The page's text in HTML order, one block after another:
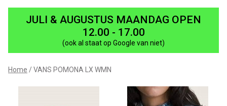
VANS
POMONA
LX
WMN
JULI & AUGUSTUS MAANDAG OPEN
12.00 - 17.00
(ook al staat op Google van niet)
Home VANS POMONA LX WMN